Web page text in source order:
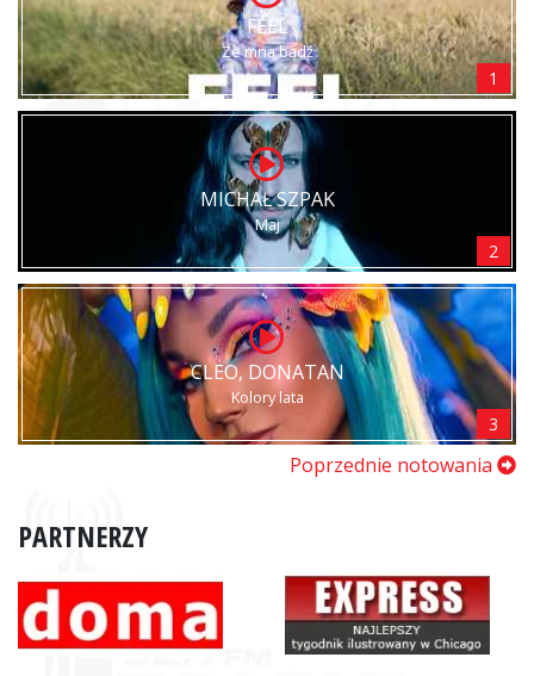
FEEL
Ze mną bądź
1
MICHAŁ SZPAK
Maj
2
CLEO, DONATAN
Kolory lata
3
Poprzednie notowania
PARTNERZY